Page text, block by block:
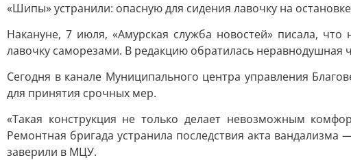
«Шипы» устранили: опасную для сидения лавочку на
Накануне, 7 июля, «Амурская служба новостей» писала,
лавочку саморезами. В редакцию обратилась
Сегодня в канале Муниципального центра управления
для принятия срочных мер.
«Такая конструкция не только делает невозможным
Ремонтная бригада устранила последствия акта
заверили в МЦУ.